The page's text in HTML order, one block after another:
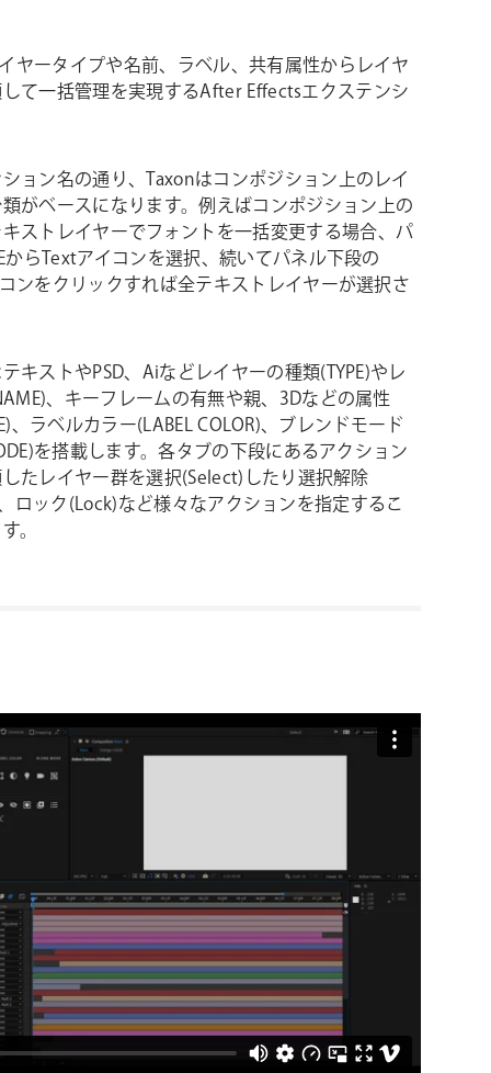
ヤータイプや名前、ラベル、共有属性からレイヤ
て一括管理を実現するAfter Effectsエクステンシ
ョン名の通り、Taxonはコンポジション上のレイ
がベースになります。例えばコンポジション上の
ストレイヤーでフォントを一括変更する場合、パ
からTextアイコンを選択、続いてパネル下段の
ンをクリックすれば全テキストレイヤーが選択さ
キストやPSD、Aiなどレイヤーの種類(TYPE)やレ
、キーフレームの有無や親、3Dなどの属性
、ラベルカラー(LABEL COLOR)、ブレンドモード
を搭載します。各タブの下段にあるアクション
たレイヤー群を選択(Select)したり選択解除
ロック(Lock)など様々なアクションを指定するこ
。